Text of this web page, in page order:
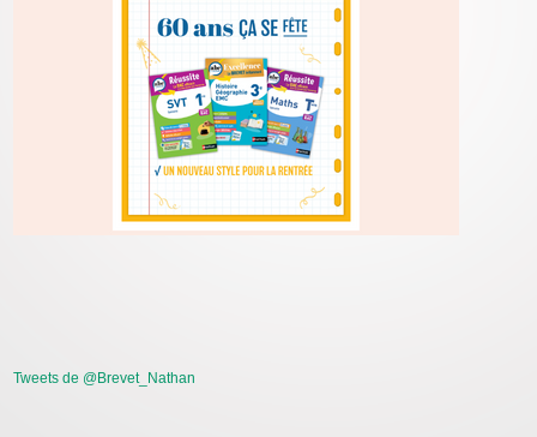
Tweets de @Brevet_Nathan